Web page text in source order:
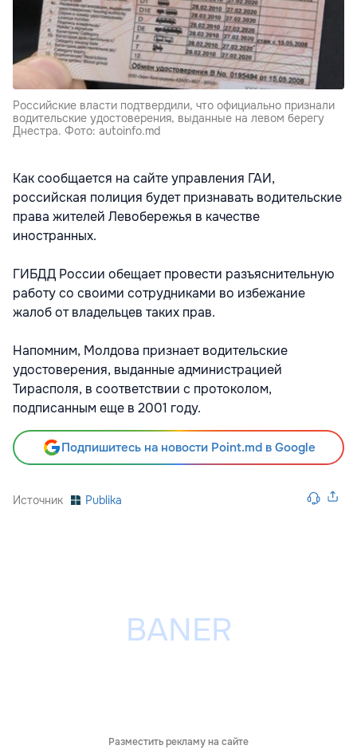
Российские власти подтвердили, что официально признали
водительские удостоверения, выданные на левом берегу
Днестра. Фото: autoinfo.md
Как сообщается на сайте управления ГАИ,
российская полиция будет признавать водительские
права жителей Левобережья в качестве
иностранных.
ГИБДД России обещает провести разъяснительную
работу со своими сотрудниками во избежание
жалоб от владельцев таких прав.
Напомним, Молдова признает водительские
удостоверения, выданные администрацией
Тирасполя, в соответствии с протоколом,
подписанным еще в 2001 году.
Подпишитесь на новости Point.md в Google
Источник Publika
Разместить рекламу на сайте